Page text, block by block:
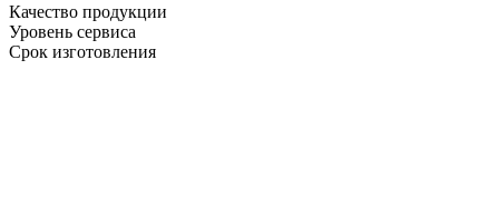
Качество продукции
Уровень сервиса
Срок изготовления